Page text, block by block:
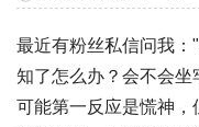
最近有粉丝私信问我：
知了怎么办？会不会
可能第一反应是慌神